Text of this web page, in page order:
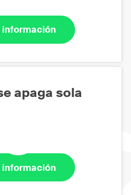
información
apaga sola
información